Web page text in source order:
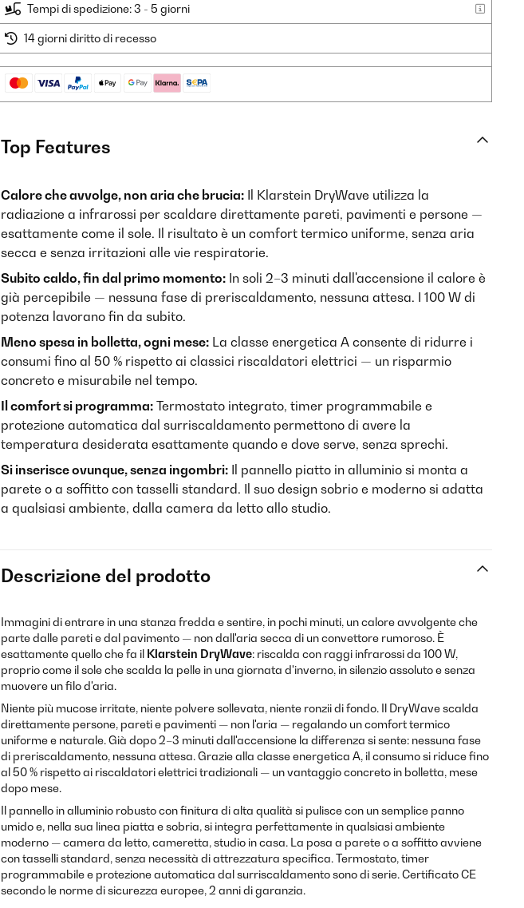
Tempi di spedizione: 3 - 5 giorni
14 giorni diritto di recesso
Top Features
Calore che avvolge, non aria che brucia: Il Klarstein DryWave utilizza la
radiazione a infrarossi per scaldare direttamente pareti, pavimenti e persone —
esattamente come il sole. Il risultato è un comfort termico uniforme, senza aria
secca e senza irritazioni alle vie respiratorie.
Subito caldo, fin dal primo momento: In soli 2–3 minuti dall'accensione il calore è
già percepibile — nessuna fase di preriscaldamento, nessuna attesa. I 100 W di
potenza lavorano fin da subito.
Meno spesa in bolletta, ogni mese: La classe energetica A consente di ridurre i
consumi fino al 50 % rispetto ai classici riscaldatori elettrici — un risparmio
concreto e misurabile nel tempo.
Il comfort si programma: Termostato integrato, timer programmabile e
protezione automatica dal surriscaldamento permettono di avere la
temperatura desiderata esattamente quando e dove serve, senza sprechi.
Si inserisce ovunque, senza ingombri: Il pannello piatto in alluminio si monta a
parete o a soffitto con tasselli standard. Il suo design sobrio e moderno si adatta
a qualsiasi ambiente, dalla camera da letto allo studio.
Descrizione del prodotto
Immagini di entrare in una stanza fredda e sentire, in pochi minuti, un calore avvolgente che
parte dalle pareti e dal pavimento — non dall'aria secca di un convettore rumoroso. È
esattamente quello che fa il Klarstein DryWave: riscalda con raggi infrarossi da 100 W,
proprio come il sole che scalda la pelle in una giornata d'inverno, in silenzio assoluto e senza
muovere un filo d'aria.
Niente più mucose irritate, niente polvere sollevata, niente ronzii di fondo. Il DryWave scalda
direttamente persone, pareti e pavimenti — non l'aria — regalando un comfort termico
uniforme e naturale. Già dopo 2–3 minuti dall'accensione la differenza si sente: nessuna fase
di preriscaldamento, nessuna attesa. Grazie alla classe energetica A, il consumo si riduce fino
al 50 % rispetto ai riscaldatori elettrici tradizionali — un vantaggio concreto in bolletta, mese
dopo mese.
Il pannello in alluminio robusto con finitura di alta qualità si pulisce con un semplice panno
umido e, nella sua linea piatta e sobria, si integra perfettamente in qualsiasi ambiente
moderno — camera da letto, cameretta, studio in casa. La posa a parete o a soffitto avviene
con tasselli standard, senza necessità di attrezzatura specifica. Termostato, timer
programmabile e protezione automatica dal surriscaldamento sono di serie. Certificato CE
secondo le norme di sicurezza europee, 2 anni di garanzia.